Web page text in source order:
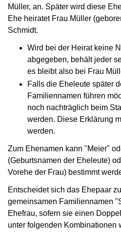
Müller, an. Später wird diese
Ehe heiratet Frau Müller
Schmidt.
Wird bei der Heirat keine
abgegeben, behält jeder
es bleibt also bei Frau
Falls die Eheleute später
Familiennamen führen
noch nachträglich beim
werden. Diese Erklärung
werden.
Zum Ehenamen kann "Meier"
(Geburtsnamen der Eheleute)
Vorehe der Frau) bestimmt
Entscheidet sich das Ehepaar
gemeinsamen Familiennamen
Ehefrau, sofern sie einen
unter folgenden Kombinationen